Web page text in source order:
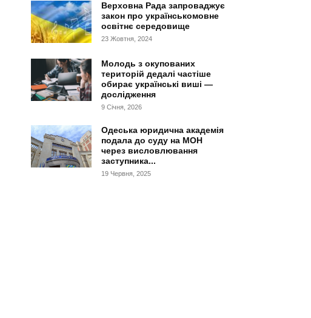
Верховна Рада запроваджує
закон про українськомовне
освітнє середовище
23 Жовтня, 2024
Молодь з окупованих
територій дедалі частіше
обирає українські виші —
дослідження
9 Січня, 2026
Одеська юридична академія
подала до суду на МОН
через висловлювання
заступника...
19 Червня, 2025